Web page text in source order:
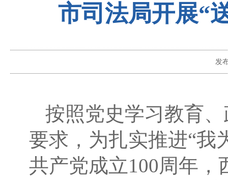
市司法局开展“
发
按照党史学习教育
要求，为扎实推进“我
共产党成立100周年，